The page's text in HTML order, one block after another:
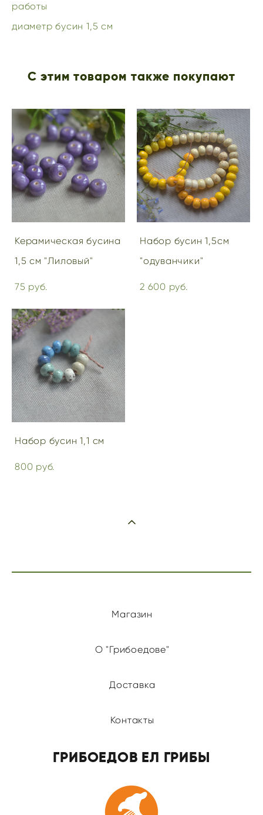
работы
диаметр бусин 1,5 см
С этим товаром также покупают
Керамическая бусина
1,5 см "Лиловый"
75 pуб.
Набор бусин 1,5см
"одуванчики"
2 600 pуб.
Набор бусин 1,1 см
800 pуб.
Магазин
О "Грибоедове"
Доставка
Контакты
ГРИБОЕДОВ ЕЛ ГРИБЫ